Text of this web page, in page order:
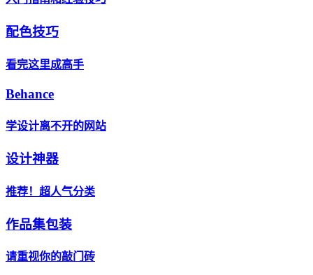
配色技巧
看完这里成高手
Behance
学设计离不开的网站
设计神器
推荐！超人气分类
作品集包装
请重视你的敲门砖